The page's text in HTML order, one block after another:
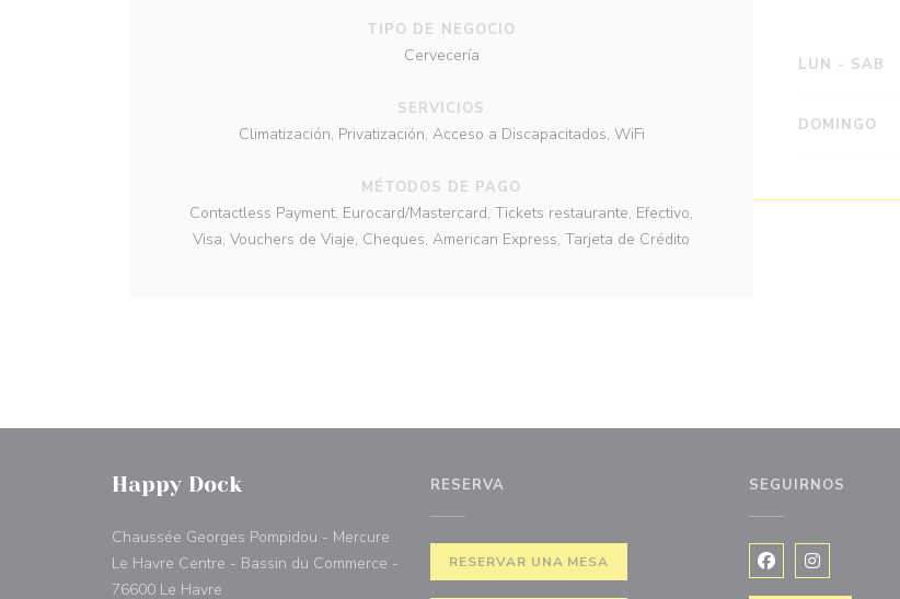
TIPO DE NEGOCIO
Cervecería
SERVICIOS
Climatización, Privatización, Acceso a Discapacitados, WiFi
MÉTODOS DE PAGO
Contactless Payment, Eurocard/Mastercard, Tickets restaurante, Efectivo,
Visa, Vouchers de Viaje, Cheques, American Express, Tarjeta de Crédito
LUN - SAB
DOMINGO
Happy Dock
Chaussée Georges Pompidou - Mercure
Le Havre Centre - Bassin du Commerce -
76600 Le Havre
RESERVA
RESERVAR UNA MESA
SEGUIRNOS
Facebook ((abre
Instagram